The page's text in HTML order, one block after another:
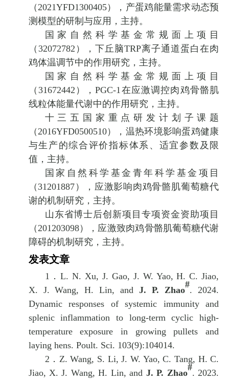
（2021YFD1300405），产蛋鸡能量需求动态预
测模型的研制与应用，主持。
国家自然科学基金常规面上项目
（ 32072782 ），下丘脑TRP离子通道蛋白在肉
鸡体温调节中的作用研究，主持。
国家自然科学基金常规面上项目
（ 31672442 ），PGC-1在应激调控肉鸡骨骼肌
线粒体能量代谢中的作用研究，主持。
十三五国家重点研发计划子课题
（2016YFD0500510）， 温热环境影响蛋鸡健康
与生产的综合评价指标体系、适宜参数及限
值 ，主持。
国家自然科学基金青年科学基金项目
（31201887 ），应激影响肉鸡骨骼肌葡萄糖代
谢的机制研究，主持。
山东省博士后创新项目专项资金资助项目
（201203098），应激致肉鸡骨骼肌葡萄糖代谢
障碍的机制研究，主持。
发表文章
1．L. N. Xu, J. Gao, J. W. Yao, H. C. Jiao,
X. J. Wang, H. Lin, andJ. P. Zhao
#
. 2024.
Dynamic responses of systemic immunity and
splenic inflammation to long-term cyclic high-
temperature exposure in growing pullets and
laying hens. Poult. Sci. 103(9):104014.
2． Z. Wang, S. Li, J. W. Yao, C. Tang, H. C.
Jiao, X. J. Wang, H. Lin, and J. P. Zhao
#
. 2023.